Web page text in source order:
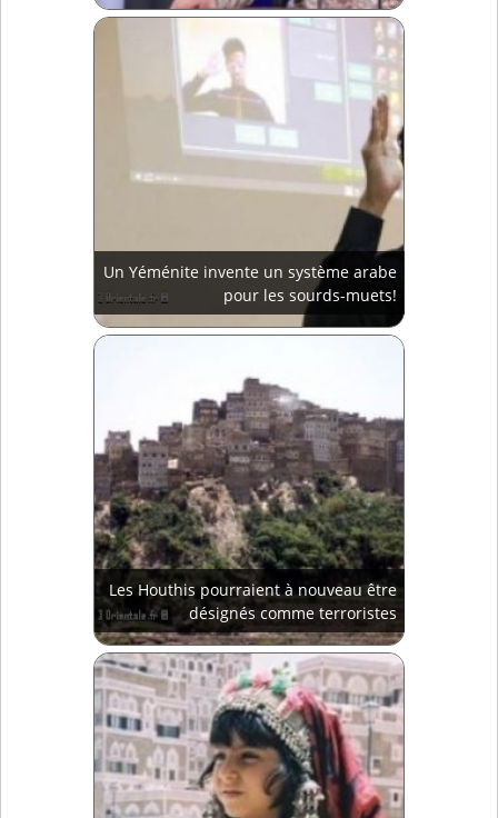
Un Yéménite invente un système arabe
pour les sourds-muets!
Les Houthis pourraient à nouveau être
désignés comme terroristes